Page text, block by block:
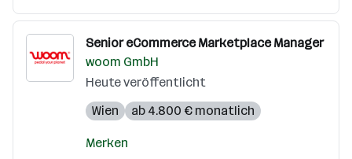
Senior eCommerce Marketplace Manager
woom GmbH
Heute veröffentlicht
Wien
ab 4.800 € monatlich
Merken